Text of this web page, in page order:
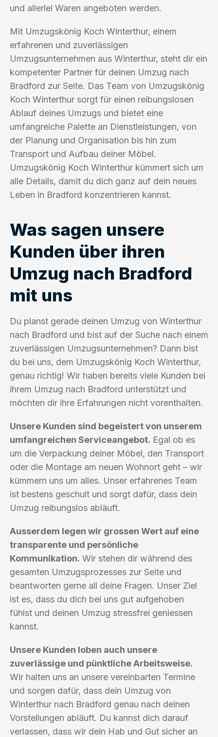
und allerlei Waren angeboten werden.
Mit Umzugskönig Koch Winterthur, einem
erfahrenen und zuverlässigen
Umzugsunternehmen aus Winterthur, steht dir ein
kompetenter Partner für deinen Umzug nach
Bradford zur Seite. Das Team von Umzugskönig
Koch Winterthur sorgt für einen reibungslosen
Ablauf deines Umzugs und bietet eine
umfangreiche Palette an Dienstleistungen, von
der Planung und Organisation bis hin zum
Transport und Aufbau deiner Möbel.
Umzugskönig Koch Winterthur kümmert sich um
alle Details, damit du dich ganz auf dein neues
Leben in Bradford konzentrieren kannst.
Was sagen unsere
Kunden über ihren
Umzug nach Bradford
mit uns
Du planst gerade deinen Umzug von Winterthur
nach Bradford und bist auf der Suche nach einem
zuverlässigen Umzugsunternehmen? Dann bist
du bei uns, dem Umzugskönig Koch Winterthur,
genau richtig! Wir haben bereits viele Kunden bei
ihrem Umzug nach Bradford unterstützt und
möchten dir ihre Erfahrungen nicht vorenthalten.
Unsere Kunden sind begeistert von unserem
umfangreichen Serviceangebot. Egal ob es
um die Verpackung deiner Möbel, den Transport
oder die Montage am neuen Wohnort geht – wir
kümmern uns um alles. Unser erfahrenes Team
ist bestens geschult und sorgt dafür, dass dein
Umzug reibungslos abläuft.
Ausserdem legen wir grossen Wert auf eine
transparente und persönliche
Kommunikation. Wir stehen dir während des
gesamten Umzugsprozesses zur Seite und
beantworten gerne all deine Fragen. Unser Ziel
ist es, dass du dich bei uns gut aufgehoben
fühlst und deinen Umzug stressfrei geniessen
kannst.
Unsere Kunden loben auch unsere
zuverlässige und pünktliche Arbeitsweise.
Wir halten uns an unsere vereinbarten Termine
und sorgen dafür, dass dein Umzug von
Winterthur nach Bradford genau nach deinen
Vorstellungen abläuft. Du kannst dich darauf
verlassen, dass wir dein Hab und Gut sicher an